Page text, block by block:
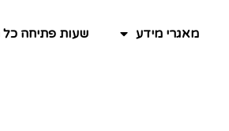
מאגרי מידע שעות פתיחה